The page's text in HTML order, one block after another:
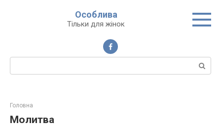
Особлива
Тільки для жінок
Пошук:
Головна
Молитва